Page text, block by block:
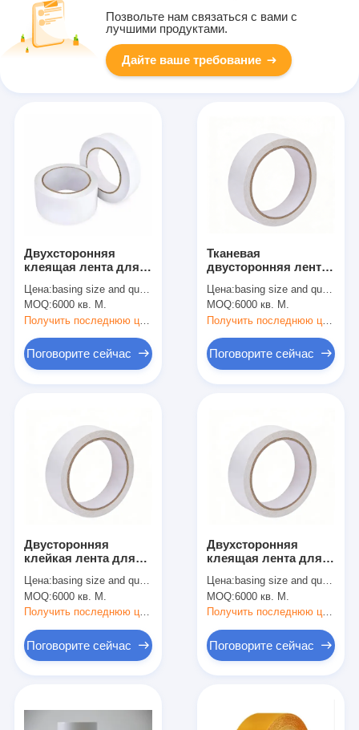
Позвольте нам связаться с вами с
лучшими продуктами.
Дайте ваше требование
Двухсторонняя
клеящая лента для
Цена: basing size and quantity
MOQ:6000 кв. М.
Получить последнюю цену
Поговорите сейчас
Тканевая
двусторонняя лента
начальная липкость
и удерживающая
способность
Цена: basing size and quantity
MOQ:6000 кв. М.
Поговорите сейчас
Двусторонняя
клейкая лента для
автомобилестроения
и упаковки
Цена: basing size and quantity
MOQ:6000 кв. М.
Получить последнюю цену
Поговорите сейчас
Двухсторонняя
клеящая лента для
мм с акриловым
растворителем
Цена: basing size and quantity
MOQ:6000 кв. М.
Получить последнюю цену
Поговорите сейчас